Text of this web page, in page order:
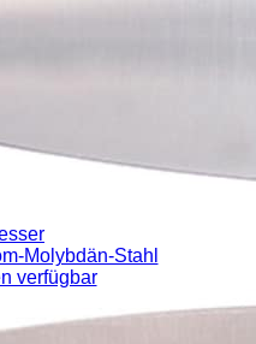
Molybdän-Stahl
verfügbar